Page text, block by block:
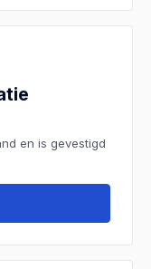
en is gevestigd